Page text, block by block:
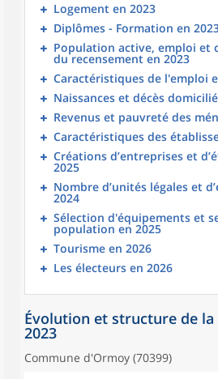
Logement en 2023
Diplômes - Formation en
Population active, emploi et
du recensement en 2023
Caractéristiques de l'emploi
Naissances et décès
Revenus et pauvreté des
Caractéristiques des
Créations d’entreprises et
2025
Nombre d’unités légales et
2024
Sélection d'équipements et
population en 2025
Tourisme en 2026
Les électeurs en 2026
Évolution et structure de
2023
Commune d'Ormoy (70399)